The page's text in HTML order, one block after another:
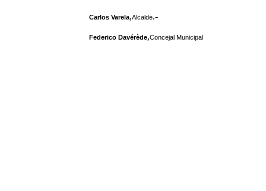
Carlos Varela,Alcalde.-
Federico Davérède,Concejal Municipal